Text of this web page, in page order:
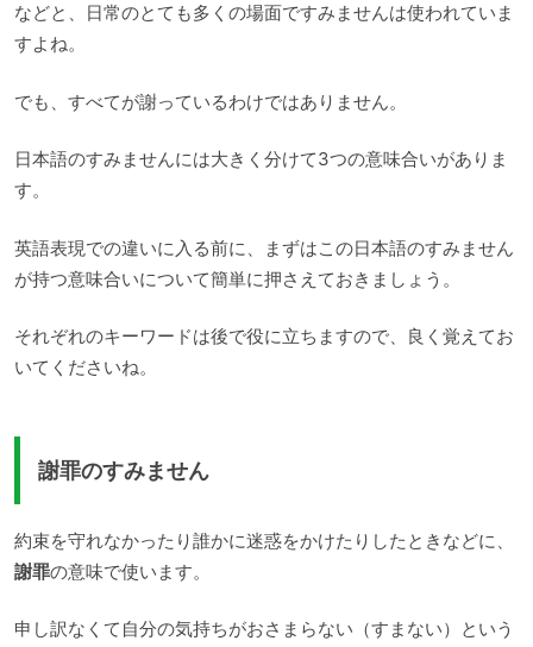
などと、日常のとても多くの場面ですみませんは使われていま
すよね。
でも、すべてが謝っているわけではありません。
日本語のすみませんには大きく分けて3つの意味合いがありま
す。
英語表現での違いに入る前に、まずはこの日本語のすみません
が持つ意味合いについて簡単に押さえておきましょう。
それぞれのキーワードは後で役に立ちますので、良く覚えてお
いてくださいね。
謝罪のすみません
約束を守れなかったり誰かに迷惑をかけたりしたときなどに、
謝罪の意味で使います。
申し訳なくて自分の気持ちがおさまらない（すまない）という